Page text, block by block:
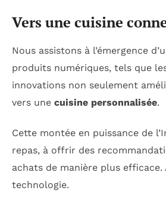
Vers une cuisine
Nous assistons à l’émergence
produits numériques, tels que
innovations non seulement
vers une cuisine personnalisée.
Cette montée en puissance de
repas, à offrir des
achats de manière plus
technologie.